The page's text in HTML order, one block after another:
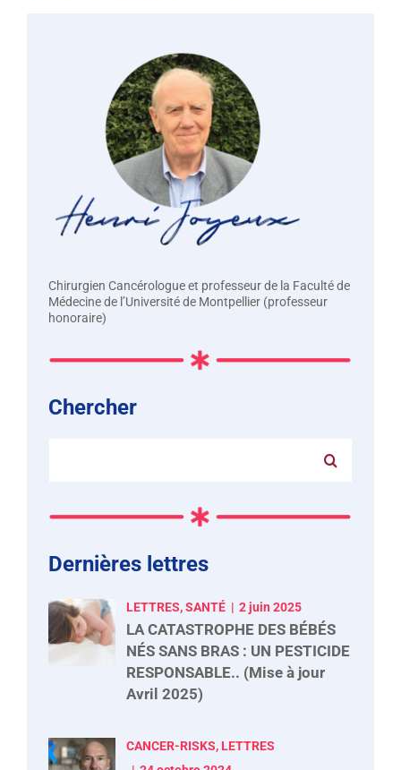
Chirurgien Cancérologue et professeur de la Faculté de
Médecine de l’Université de Montpellier (professeur
honoraire)
Chercher
Dernières lettres
LETTRES, SANTÉ 2 juin 2025
LA CATASTROPHE DES BÉBÉS
NÉS SANS BRAS : UN PESTICIDE
RESPONSABLE.. (Mise à jour
Avril 2025)
CANCER-RISKS, LETTRES